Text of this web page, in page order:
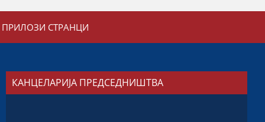
ПРИЛОЗИ СТРАНЦИ
КАНЦЕЛАРИЈА ПРЕДСЕДНИШТВА